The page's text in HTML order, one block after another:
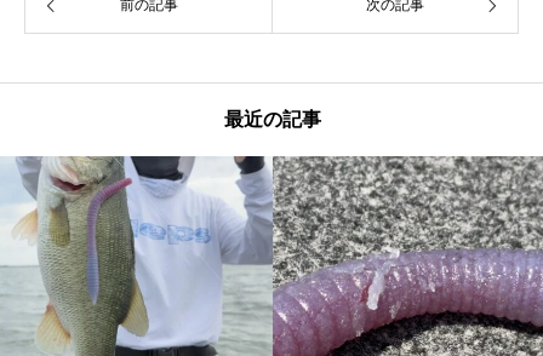
前の記事 次の記事
最近の記事